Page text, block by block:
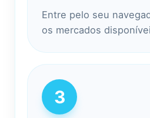
Entre pelo seu
os mercados
3